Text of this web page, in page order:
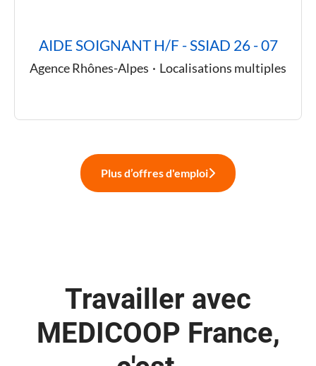
AIDE SOIGNANT H/F - SSIAD 26 - 07
Agence Rhônes-Alpes · Localisations multiples
Plus d’offres d'emploi
Travailler avec
MEDICOOP France,